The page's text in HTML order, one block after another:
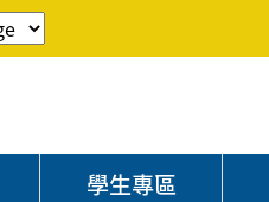
學生專區